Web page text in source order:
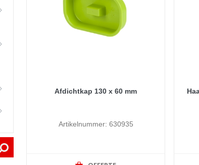
Afdichtkap 130 x 60 mm
Artikelnummer: 630935